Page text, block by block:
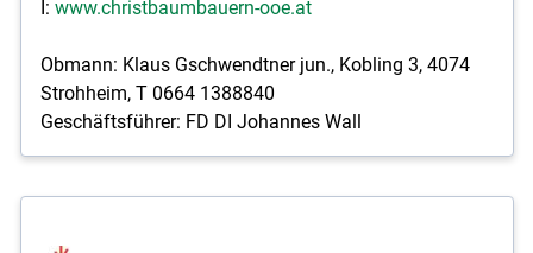
I: www.christbaumbauern-ooe.at
Obmann: Klaus Gschwendtner jun., Kobling 3, 4074
Strohheim, T 0664 1388840
Geschäftsführer: FD DI Johannes Wall